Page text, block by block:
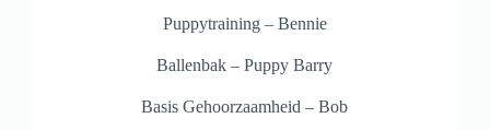
Puppytraining – Bennie
Ballenbak – Puppy Barry
Basis Gehoorzaamheid – Bob